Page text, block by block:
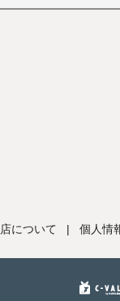
について | 個人情